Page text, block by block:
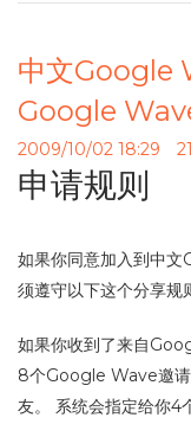
中文Google
Google
2009/10/02 18:29
申请规则
如果你同意加入到中
须遵守以下这个分享规
如果你收到了来自
8个Google Wave邀请
友。 系统会指定给你4